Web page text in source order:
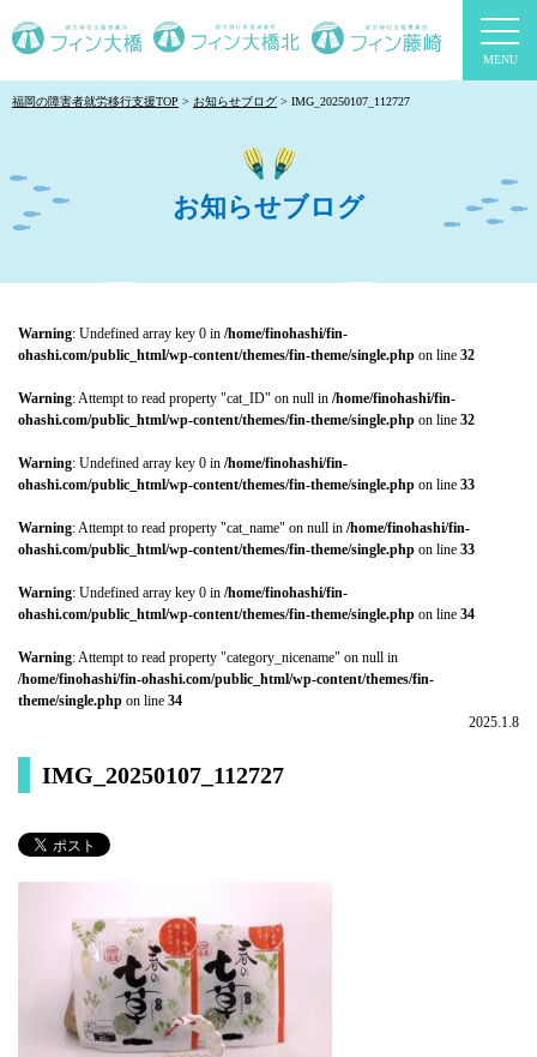
福岡の障害者就労移行支援TOP お知らせブログ IMG_20250107_112727
お知らせブログ
Warning: Undefined array key 0 in /home/finohashi/fin-
ohashi.com/public_html/wp-content/themes/fin-theme/single.php on line 32
Warning: Attempt to read property "cat_ID" on null in /home/finohashi/fin-
ohashi.com/public_html/wp-content/themes/fin-theme/single.php on line 32
Warning: Undefined array key 0 in /home/finohashi/fin-
ohashi.com/public_html/wp-content/themes/fin-theme/single.php on line 33
Warning: Attempt to read property "cat_name" on null in /home/finohashi/fin-
ohashi.com/public_html/wp-content/themes/fin-theme/single.php on line 33
Warning: Undefined array key 0 in /home/finohashi/fin-
ohashi.com/public_html/wp-content/themes/fin-theme/single.php on line 34
Warning: Attempt to read property "category_nicename" on null in
/home/finohashi/fin-ohashi.com/public_html/wp-content/themes/fin-
theme/single.php on line 34
2025.1.8
IMG_20250107_112727